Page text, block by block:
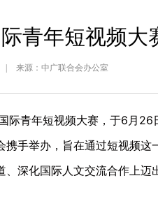
青年短视频大
来源：中广联合会办公室
际青年短视频大赛，于6月
手举办，旨在通过短视频这
深化国际人文交流合作上迈